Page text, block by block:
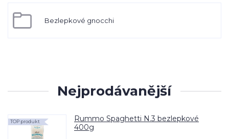
Bezlepkové gnocchi
Nejprodávanější
Rummo Spaghetti N.3 bezlepkové
400g
TOP produkt